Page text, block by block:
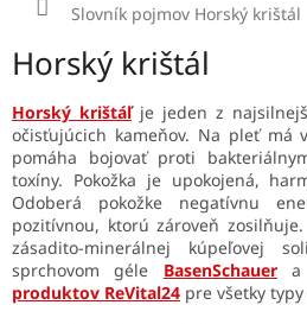
Domov
Slovník pojmov Horský krištál
Horský krištál
Horský krištáľje jeden z
očisťujúcich kameňov. Na pleť má
pomáha bojovať proti
toxíny. Pokožka je upokojená,
Odoberá pokožke negatívnu
pozitívnou, ktorú zároveň
zásadito-minerálnej kúpeľovej
sprchovom géle BasenSchauera
produktov ReVital24 pre všetky